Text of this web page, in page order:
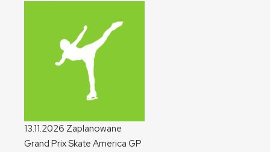
13.11.2026 Zaplanowane
Grand Prix Skate America GP